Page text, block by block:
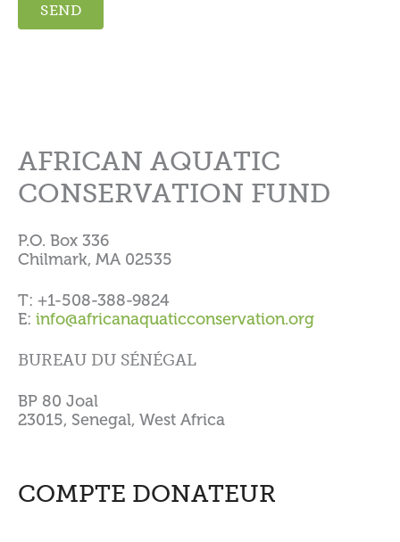
AFRICAN AQUATIC
CONSERVATION FUND
P.O. Box 336
Chilmark, MA 02535
T: +1-508-388-9824
E: info@africanaquaticconservation.org
BUREAU DU SÉNÉGAL
BP 80 Joal
23015, Senegal, West Africa
COMPTE DONATEUR